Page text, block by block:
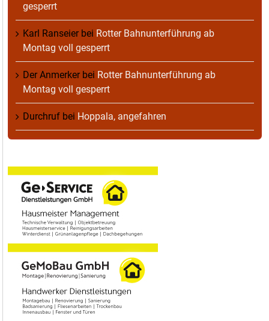
gesperrt
Karl Ranseierbei Rotter Bahnunterführung ab
Montag voll gesperrt
Der Anmerkerbei Rotter Bahnunterführung ab
Montag voll gesperrt
Durchruf bei Hoppala, angefahren